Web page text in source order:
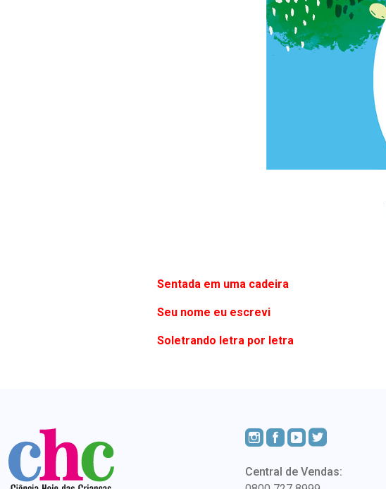
Sentada em uma cadeira
Seu nome eu escrevi
Soletrando letra por letra
Central de Vendas: